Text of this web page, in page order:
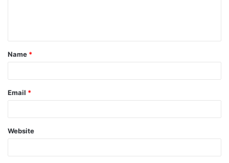
t
*
Name *
Email *
Website